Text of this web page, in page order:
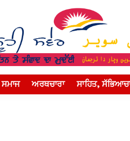
ਸਮਾਜ ਅਰਥਚਾਰਾ ਸਾਹਿਤ,